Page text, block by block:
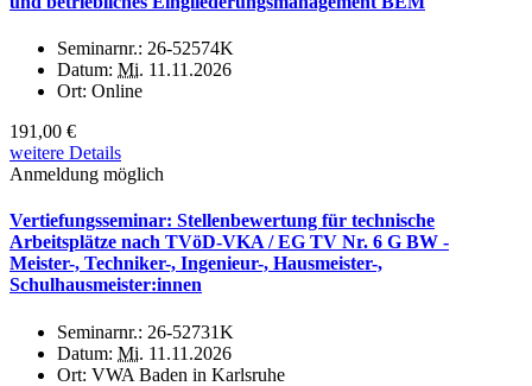
Seminarnr.: 26-52574K
Datum: Mi. 11.11.2026
Ort: Online
191,00 €
weitere Details
Anmeldung möglich
Vertiefungsseminar: Stellenbewertung für technische
Arbeitsplätze nach TVöD-VKA / EG TV Nr. 6 G BW -
Meister-, Techniker-, Ingenieur-, Hausmeister-,
Schulhausmeister:innen
Seminarnr.: 26-52731K
Datum: Mi. 11.11.2026
Ort: VWA Baden in Karlsruhe